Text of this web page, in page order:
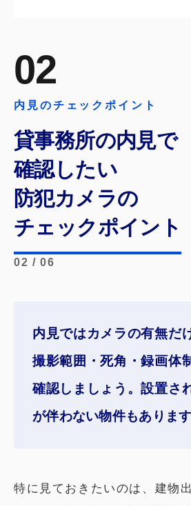
02
内見のチェックポイント
貸事務所の内見で
確認したい
防犯カメラの
チェックポイント
02 / 06
内見ではカメラの有無だ
撮影範囲・死角・録画体
確認しましょう。設置さ
が伴わない物件もあります
特に見ておきたいのは、建物